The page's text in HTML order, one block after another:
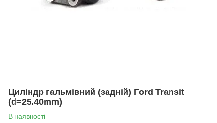
Циліндр гальмівний (задній) Ford Transit
(d=25.40mm)
В наявності